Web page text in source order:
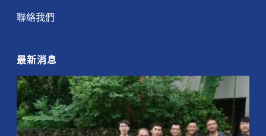
聯絡我們
最新消息